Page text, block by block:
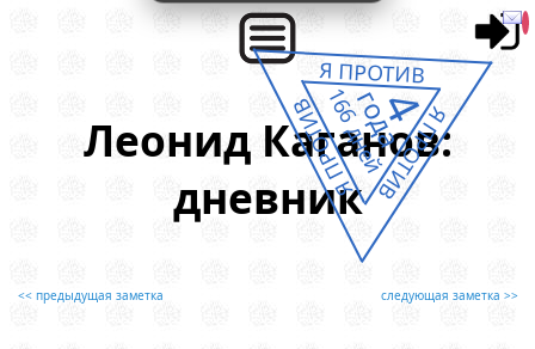
Леонид Каганов:
дневник
<< предыдущая заметка следующая заметка >>
Я ПРОТИВ
Я ПРОТИВ
Я ПРОТИВ 4
года
166 дней